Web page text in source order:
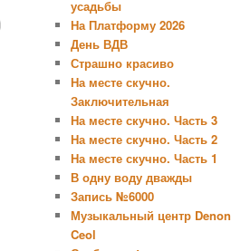
усадьбы
На Платформу 2026
День ВДВ
Страшно красиво
На месте скучно.
Заключительная
На месте скучно. Часть 3
На месте скучно. Часть 2
На месте скучно. Часть 1
В одну воду дважды
Запись №6000
Музыкальный центр Denon
Ceol